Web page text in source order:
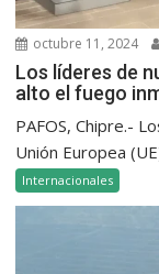
octubre 11, 2024
Los líderes de
alto el fuego
PAFOS, Chipre.-
Unión Europea
Internacionales